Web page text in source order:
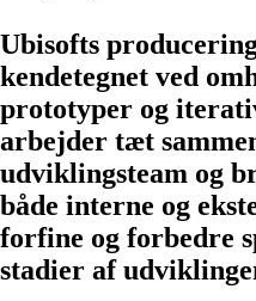
Ubisofts
kendetegnet ved
prototyper og
arbejder tæt
udviklingsteam og
både interne og
forfine og forbedre
stadier af